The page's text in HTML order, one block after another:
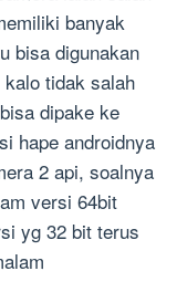
banyak
bisa digunakan
tidak salah
dipake ke
hape androidnya
2 api, soalnya
versi 64bit
yg 32 bit terus